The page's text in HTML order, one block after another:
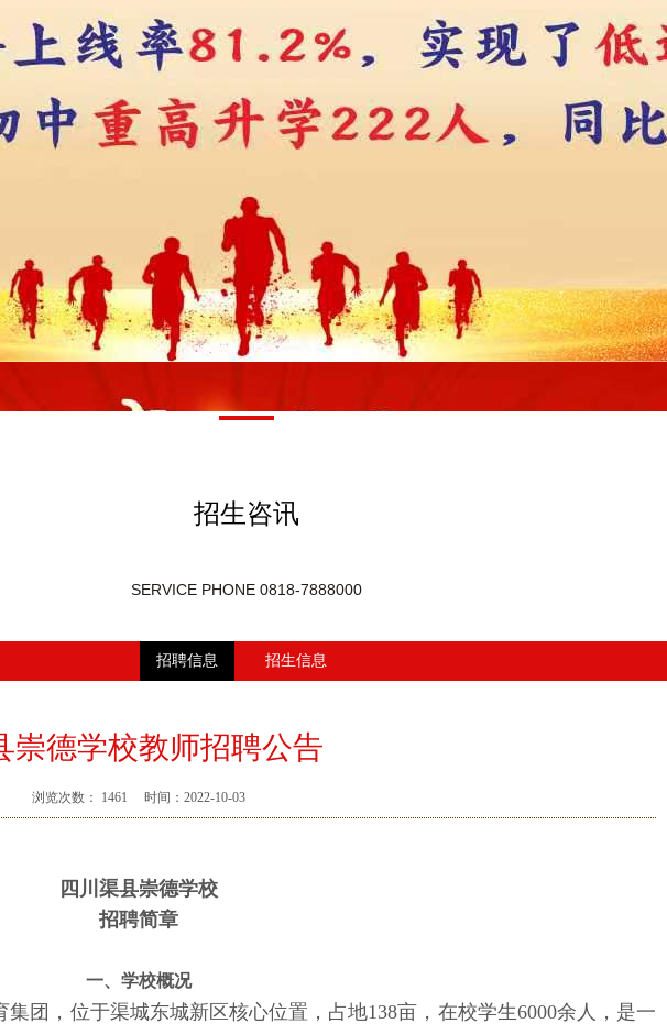
招生咨讯
SERVICE PHONE 0818-7888000
招聘信息 招生信息
崇德学校教师招聘公告
浏览次数： 1461 时间：2022-10-03
四川渠县崇德学校
招聘简章
一、学校概况
团，位于渠城东城新区核心位置，占地138亩，在校学生6000余人，是一